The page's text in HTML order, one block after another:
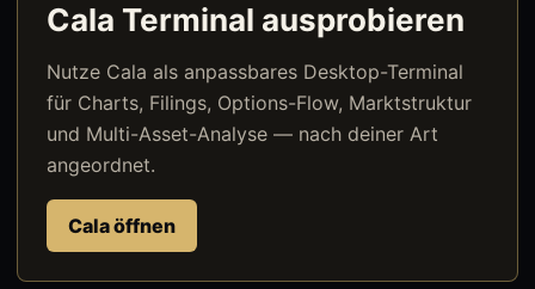
Cala Terminal ausprobieren
Nutze Cala als anpassbares Desktop-Terminal
für Charts, Filings, Options-Flow, Marktstruktur
und Multi-Asset-Analyse — nach deiner Art
angeordnet.
Cala öffnen